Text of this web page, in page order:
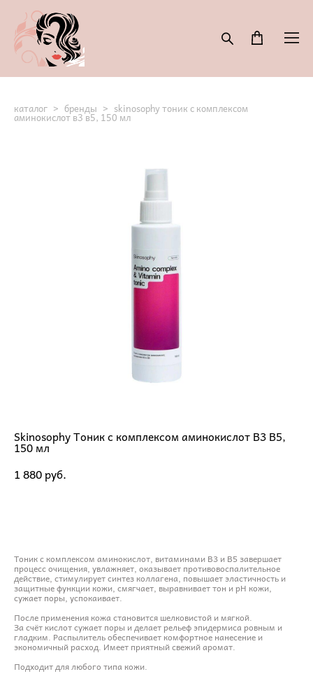
каталог > бренды > skinosophy тоник с комплексом
аминокислот в3 в5, 150 мл
Skinosophy Тоник с комплексом аминокислот В3 В5,
150 мл
1 880 pуб.
Тоник с комплексом аминокислот, витаминами В3 и В5 завершает
процесс очищения, увлажняет, оказывает противовоспалительное
действие, стимулирует синтез коллагена, повышает эластичность и
защитные функции кожи, смягчает, выравнивает тон и pH кожи,
сужает поры, успокаивает.
После применения кожа становится шелковистой и мягкой.
За счёт кислот сужает поры и делает рельеф эпидермиса ровным и
гладким. Распылитель обеспечивает комфортное нанесение и
экономичный расход. Имеет приятный свежий аромат.
Подходит для любого типа кожи.